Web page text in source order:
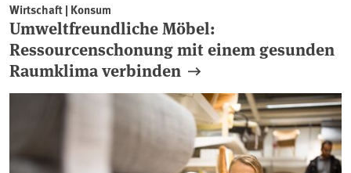
Wirtschaft | Konsum
Umweltfreundliche Möbel:
Ressourcenschonung mit einem gesunden
Raumklima verbinden